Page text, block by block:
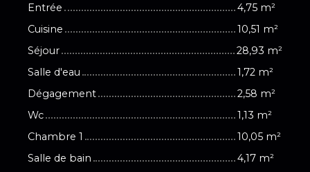
Entrée
4,75 m²
Cuisine
10,51 m²
Séjour
28,93 m²
Salle d'eau
1,72 m²
Dégagement
2,58 m²
Wc
1,13 m²
Chambre 1
10,05 m²
Salle de bain
4,17 m²